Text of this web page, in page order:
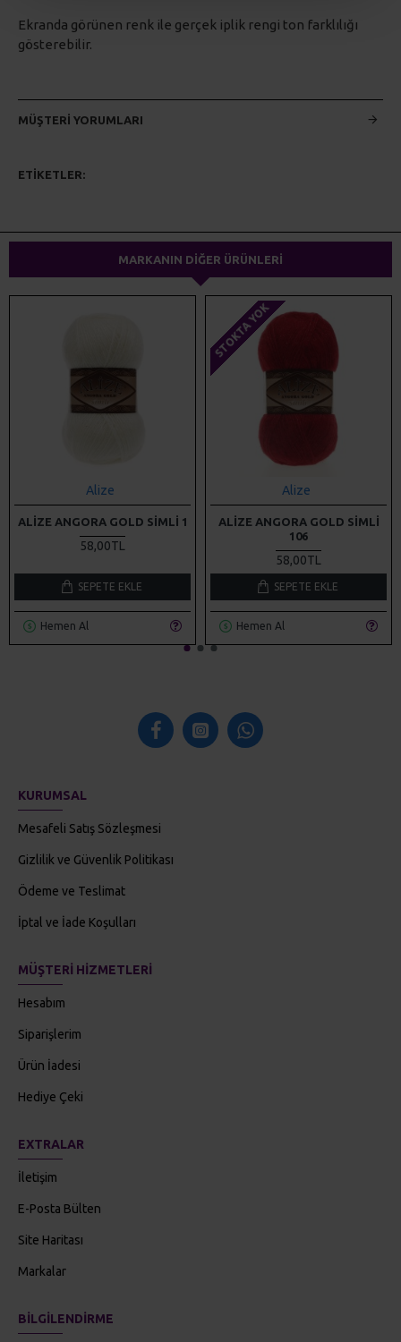
Ekranda görünen renk ile gerçek iplik rengi ton farklılığı
gösterebilir.
MÜŞTERI YORUMLARI
ETIKETLER:
MARKANIN DIĞER ÜRÜNLERI
Alize
ALIZE ANGORA GOLD SIMLI 1
58,00TL
SEPETE EKLE
Hemen Al
STOKTA YOK
Alize
ALIZE ANGORA GOLD SIMLI
106
58,00TL
SEPETE EKLE
Hemen Al
KURUMSAL
Mesafeli Satış Sözleşmesi
Gizlilik ve Güvenlik Politikası
Ödeme ve Teslimat
İptal ve İade Koşulları
MÜŞTERI HIZMETLERI
Hesabım
Siparişlerim
Ürün İadesi
Hediye Çeki
EXTRALAR
İletişim
E-Posta Bülten
Site Haritası
Markalar
BILGILENDIRME